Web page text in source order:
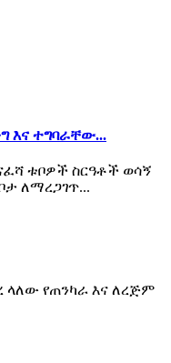
እና ተግባራቸው...
ቱቦዎች ስርዓቶች ወሳኝ
ለማረጋገጥ...
ላለው የጠንካራ እና ለረጅም